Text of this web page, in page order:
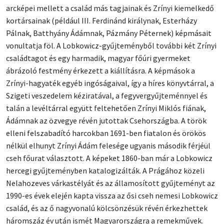
arcképei mellett a család más tagjainak és Zrínyi kiemelkedő
kortársainak (például III. Ferdinánd királynak, Esterházy
Pálnak, Batthyány Ádámnak, Pázmány Péternek) képmásait
vonultatja föl. A Lobkowicz-gyűjteményből további két Zrínyi
családtagot és egy harmadik, magyar főúri gyermeket
ábrázoló festmény érkezett a kiállításra. A képmások a
Zrínyi-hagyaték egyéb ingóságaival, így a híres könyvtárral, a
Szigeti veszedelem kéziratával, a fegyvergyűjteménnyel és
talán a levéltárral együtt feltehetően Zrínyi Miklós fiának,
Ádámnak az özvegye révén jutottak Csehországba. A török
elleni felszabadító harcokban 1691-ben fiatalon és örökös
nélkül elhunyt Zrínyi Ádám felesége ugyanis második férjéül
cseh főurat választott. A képeket 1860-ban már a Lobkowicz
hercegi gyűjteményben katalogizálták. A Prágához közeli
Nelahozeves várkastélyát és az államosított gyűjteményt az
1990-es évek elején kapta vissza az ősi cseh nemesi Lobkowicz
család, és az ő nagyvonalú kölcsönzésük révén érkezhettek
háromszáz év után ismét Magyarországra a remekművek.